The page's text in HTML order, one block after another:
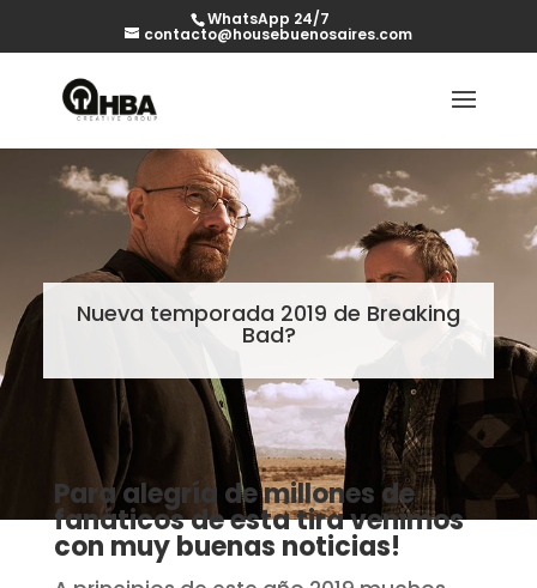
WhatsApp 24/7
contacto@housebuenosaires.com
Nueva temporada 2019 de Breaking
Bad?
Para alegría de millones de
fanáticos de esta tira venimos
con muy buenas noticias!